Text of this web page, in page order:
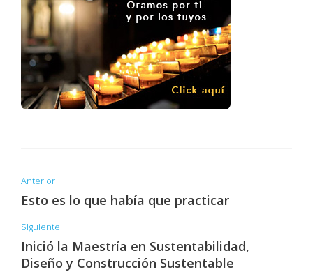
Anterior
Esto es lo que había que practicar
Siguiente
Inició la Maestría en Sustentabilidad,
Diseño y Construcción Sustentable